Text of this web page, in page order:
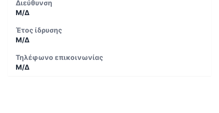
Διεύθυνση
Μ/Δ
Έτος ίδρυσης
Μ/Δ
Τηλέφωνο επικοινωνίας
Μ/Δ